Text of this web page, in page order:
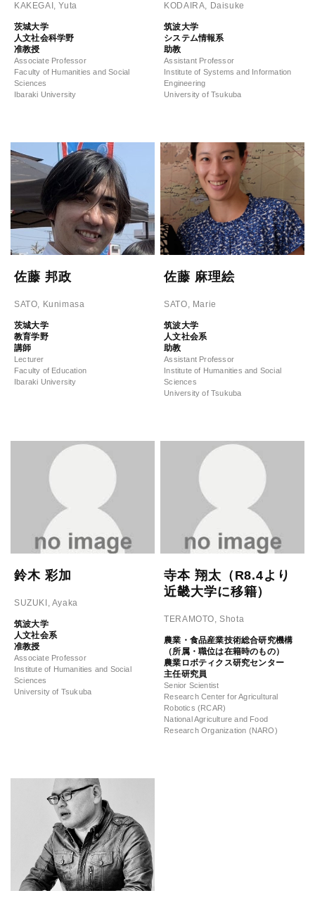
KAKEGAI, Yuta
茨城大学
人文社会科学野
准教授
Associate Professor
Faculty of Humanities and Social
Sciences
Ibaraki University
KODAIRA, Daisuke
筑波大学
システム情報系
助教
Assistant Professor
Institute of Systems and Information
Engineering
University of Tsukuba
佐藤 邦政
SATO, Kunimasa
茨城大学
教育学野
講師
Lecturer
Faculty of Education
Ibaraki University
佐藤 麻理絵
SATO, Marie
筑波大学
人文社会系
助教
Assistant Professor
Institute of Humanities and Social
Sciences
University of Tsukuba
鈴木 彩加
SUZUKI, Ayaka
筑波大学
人文社会系
准教授
Associate Professor
Institute of Humanities and Social
Sciences
University of Tsukuba
寺本 翔太（R8.4より
近畿大学に移籍）
TERAMOTO, Shota
農業・食品産業技術総合研究機構
（所属・職位は在籍時のもの）
農業ロボティクス研究センター
主任研究員
Senior Scientist
Research Center for Agricultural
Robotics (RCAR)
National Agriculture and Food
Research Organization (NARO)